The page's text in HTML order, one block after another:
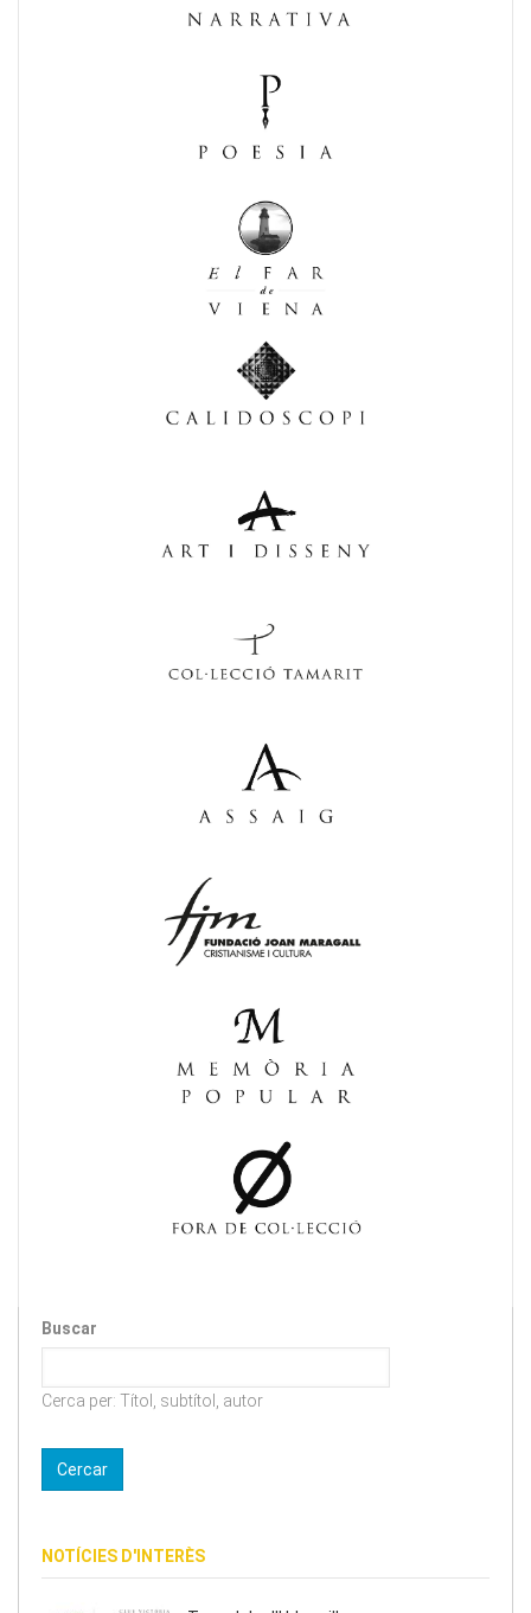
Buscar
Cerca per: Títol, subtítol, autor
NOTÍCIES D'INTERÈS